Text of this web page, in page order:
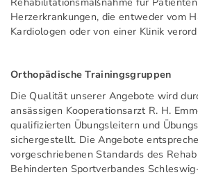
Herzerkrankungen, die entweder vom
Kardiologen oder von einer Klinik
Orthopädische Trainingsgruppen
Die Qualität unserer Angebote wird
ansässigen Kooperationsarzt R. H.
qualifizierten Übungsleitern und
sichergestellt. Die Angebote
vorgeschriebenen Standards des
Behinderten Sportverbandes